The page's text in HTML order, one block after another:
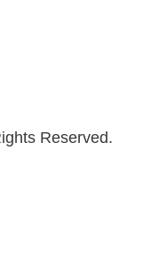
Reserved.